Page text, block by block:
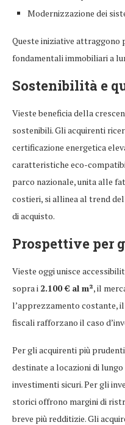
Modernizzazione dei
Queste iniziative attraggono
fondamentali immobiliari a
Sostenibilità e
Vieste beneficia della
sostenibili. Gli acquirenti
certificazione energetica
caratteristiche eco-
parco nazionale, unita alle
costieri, si allinea al trend
di acquisto.
Prospettive per
Vieste oggi unisce
sopra i 2.100 € al m², il
l’apprezzamento costante,
fiscali rafforzano il caso
Per gli acquirenti più
destinate a locazioni di
investimenti sicuri. Per gli
storici offrono margini di
breve più redditizie. Gli